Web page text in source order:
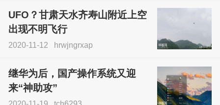
UFO？甘肃天水齐寿山附近上空
出现不明飞行
2020-11-12 hrwjngrxap
继华为后，国产操作系统又迎
来“神助攻”